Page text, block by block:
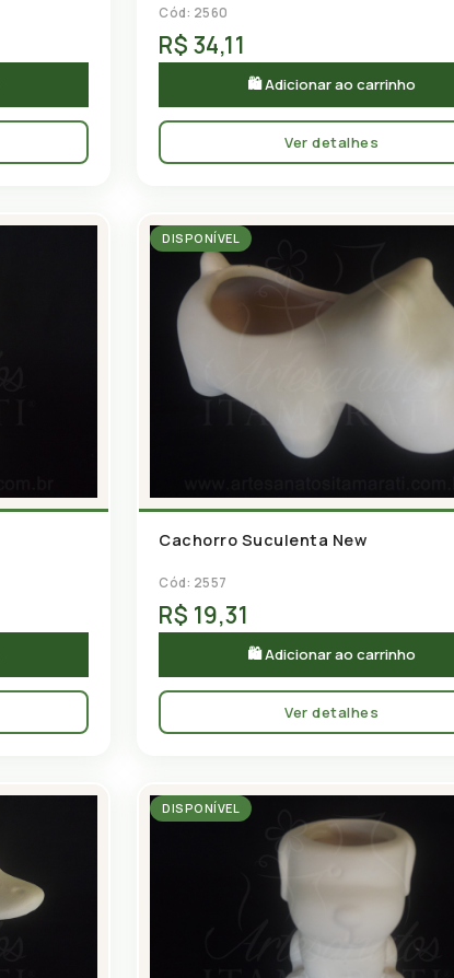
Cód: 2560
R$ 34,11
🛍 Adicionar ao carrinho
Ver detalhes
DISPONÍVEL
Cachorro Suculenta New
Cód: 2557
R$ 19,31
🛍 Adicionar ao carrinho
Ver detalhes
DISPONÍVEL